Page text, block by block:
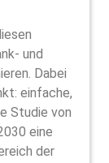
und
Dabei
einfache,
Studie von
eine
der